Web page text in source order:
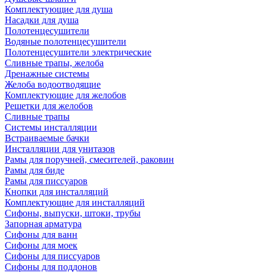
Комплектующие для душа
Насадки для душа
Полотенцесушители
Водяные полотенцесушители
Полотенцесушители электрические
Сливные трапы, желоба
Дренажные системы
Желоба водоотводящие
Комплектующие для желобов
Решетки для желобов
Сливные трапы
Системы инсталляции
Встраиваемые бачки
Инсталляции для унитазов
Рамы для поручней, смесителей, раковин
Рамы для биде
Рамы для писсуаров
Кнопки для инсталляций
Комплектующие для инсталляций
Сифоны, выпуски, штоки, трубы
Запорная арматура
Сифоны для ванн
Сифоны для моек
Сифоны для писсуаров
Сифоны для поддонов